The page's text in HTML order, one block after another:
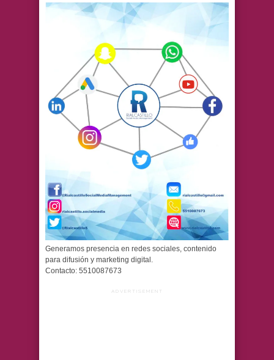
Generamos presencia en redes sociales, contenido
para difusión y marketing digital.
Contacto: 5510087673
ADVERTISEMENT